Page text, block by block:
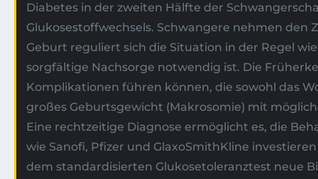
Diabetes in der zweiten Hälfte der
Glukosestoffwechsels. Schwangere nehmen
Geburt reguliert sich die Situation in der Regel
sorgfältige Nachsorge notwendig ist. Die
Komplikationen führen können, die sowohl das
großes Geburtsgewicht (Makrosomie) mit
Eine rechtzeitige Diagnose ermöglicht es, die
wie Sanofi, Pfizer und GlaxoSmithKline
dem standardisierten Glukosetoleranztest neue